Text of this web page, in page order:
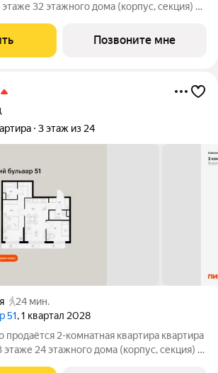
32 этажного дома (корпус, секция) в
станции метро «Кантемировская» и 20
Позвоните мне
3 этаж из 24
24 мин.
51, 1 квартал 2028
2-комнатная квартира квартира
24 этажного дома (корпус, секция) в